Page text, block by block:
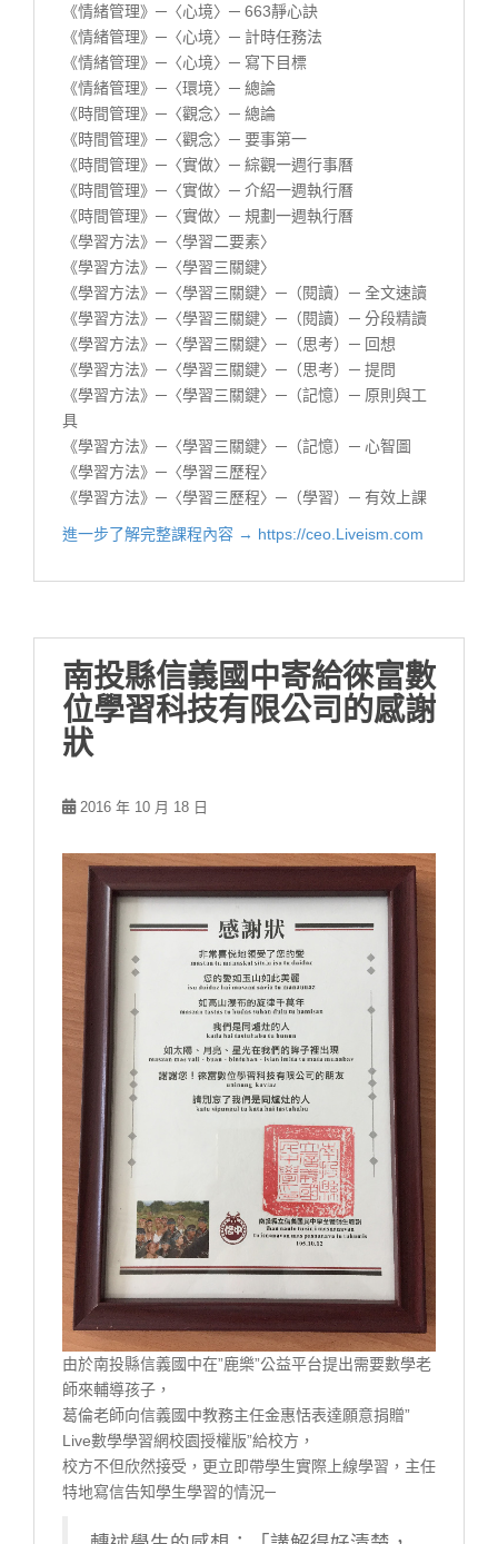
《情緒管理》─〈心境〉─ 663靜心訣
《情緒管理》─〈心境〉─ 計時任務法
《情緒管理》─〈心境〉─ 寫下目標
《情緒管理》─〈環境〉─ 總論
《時間管理》─〈觀念〉─ 總論
《時間管理》─〈觀念〉─ 要事第一
《時間管理》─〈實做〉─ 綜觀一週行事曆
《時間管理》─〈實做〉─ 介紹一週執行曆
《時間管理》─〈實做〉─ 規劃一週執行曆
《學習方法》─〈學習二要素〉
《學習方法》─〈學習三關鍵〉
《學習方法》─〈學習三關鍵〉─（閱讀）─ 全文速讀
《學習方法》─〈學習三關鍵〉─（閱讀）─ 分段精讀
《學習方法》─〈學習三關鍵〉─（思考）─ 回想
《學習方法》─〈學習三關鍵〉─（思考）─ 提問
《學習方法》─〈學習三關鍵〉─（記憶）─ 原則與工
具
《學習方法》─〈學習三關鍵〉─（記憶）─ 心智圖
《學習方法》─〈學習三歷程〉
《學習方法》─〈學習三歷程〉─（學習）─ 有效上課
進一步了解完整課程內容 → https://ceo.Liveism.com
南投縣信義國中寄給徠富數
位學習科技有限公司的感謝
狀
2016 年 10 月 18 日
由於南投縣信義國中在”鹿樂”公益平台提出需要數學老
師來輔導孩子，
葛倫老師向信義國中教務主任金惠恬表達願意捐贈”
Live數學學習網校園授權版”給校方，
校方不但欣然接受，更立即帶學生實際上線學習，主任
特地寫信告知學生學習的情況─